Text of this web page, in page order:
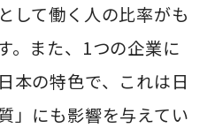
して働く人の比率がも
。また、1つの企業に
本の特色で、これは日
」にも影響を与えてい